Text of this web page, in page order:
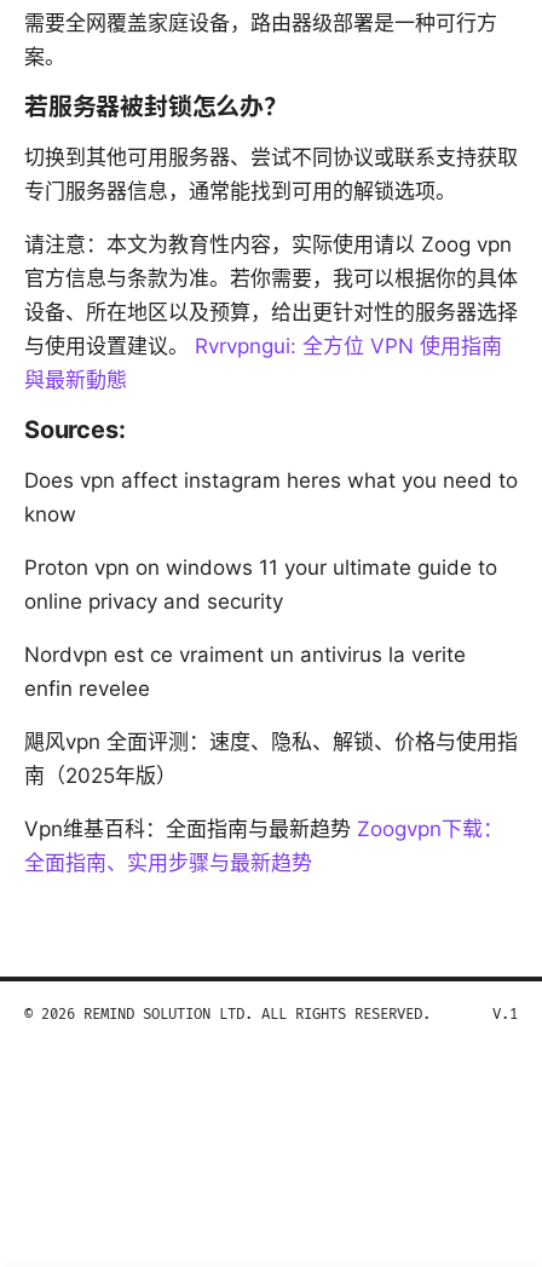
需要全网覆盖家庭设备，路由器级部署是一种可行方
案。
若服务器被封锁怎么办？
切换到其他可用服务器、尝试不同协议或联系支持获取
专门服务器信息，通常能找到可用的解锁选项。
请注意：本文为教育性内容，实际使用请以 Zoog vpn
官方信息与条款为准。若你需要，我可以根据你的具体
设备、所在地区以及预算，给出更针对性的服务器选择
与使用设置建议。 Rvrvpngui: 全方位 VPN 使用指南
與最新動態
Sources:
Does vpn affect instagram heres what you need to
know
Proton vpn on windows 11 your ultimate guide to
online privacy and security
Nordvpn est ce vraiment un antivirus la verite
enfin revelee
飓风vpn 全面评测：速度、隐私、解锁、价格与使用指
南（2025年版）
Vpn维基百科：全面指南与最新趋势 Zoogvpn下载：
全面指南、实用步骤与最新趋势
© 2026 REMIND SOLUTION LTD. ALL RIGHTS RESERVED. V.1